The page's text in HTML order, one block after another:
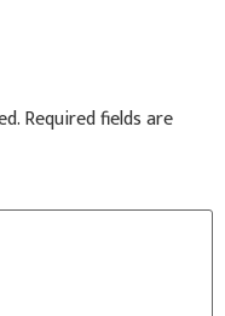
Required fields are